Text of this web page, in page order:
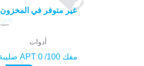
غير متوفر في المخزون
أدوات
مفك APT 0 /100 صليبة